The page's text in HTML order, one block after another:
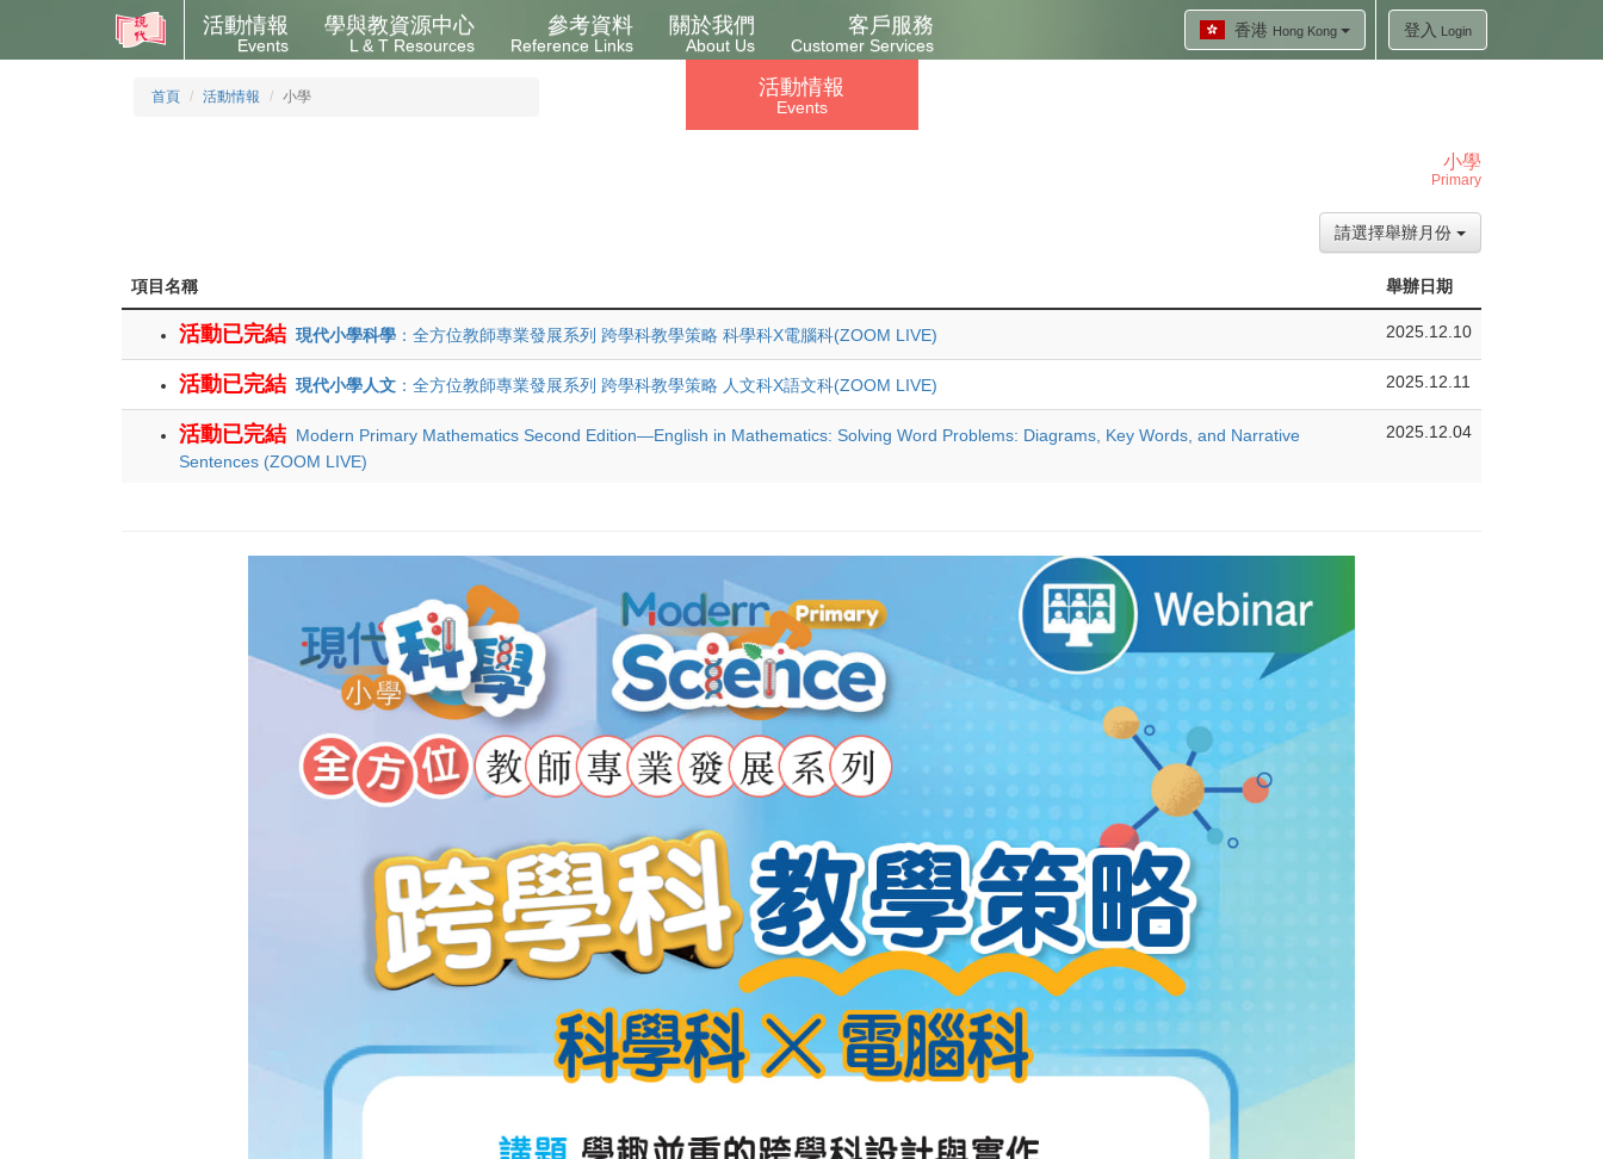
香港 Hong Kong 登入 Login
活動情報
Events
學與教資源中心
L & T Resources
參考資料
Reference Links
關於我們
About Us
客戶服務
Customer Services
首頁 活動情報 小學 活動情報
Events
小學
Primary
請選擇舉辦月份
項目名稱 舉辦日期
活動已完結 現代小學科學 ：全方位教師專業發展系列 跨學科教學策略 科學科X電腦科(ZOOM LIVE) 2025.12.10
活動已完結 現代小學人文 ：全方位教師專業發展系列 跨學科教學策略 人文科X語文科(ZOOM LIVE) 2025.12.11
活動已完結 Modern Primary Mathematics Second Edition—English in Mathematics: Solving Word Problems: Diagrams, Key Words, and Narrative
Sentences (ZOOM LIVE)
2025.12.04